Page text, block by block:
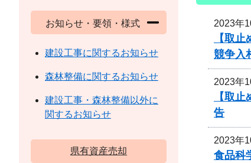
2023年
【取
競争入
2023年
【取
告
2023年
食品科
お知らせ・要領・様式
建設工事に関するお知らせ
森林整備に関するお知らせ
建設工事・森林整備以外に
関するお知らせ
県有資産売却